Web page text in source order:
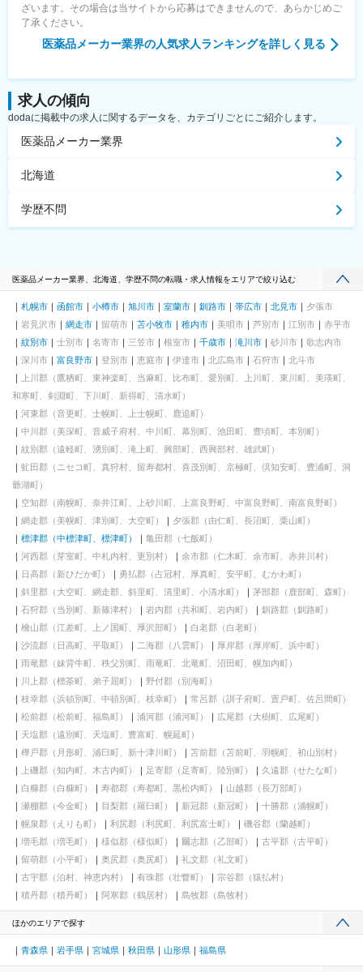
ざいます。その場合は当サイトから応募はできませんので、あらかじめご
了承ください。
医薬品メーカー業界の人気求人ランキングを詳しく見る
求人の傾向
dodaに掲載中の求人に関するデータを、カテゴリごとにご紹介します。
医薬品メーカー業界
北海道
学歴不問
医薬品メーカー業界、北海道、学歴不問の転職・求人情報をエリアで絞り込む
札幌市 函館市 小樽市 旭川市 室蘭市 釧路市 帯広市 北見市
夕張市
岩見沢市
網走市 留萌市 苫小牧市 稚内市 美唄市 芦別市 江別市
赤平市
紋別市
士別市 名寄市 三笠市 根室市 千歳市 滝川市 砂川市
歌志内市
深川市
富良野市 登別市 恵庭市 伊達市 北広島市 石狩市
北斗市
上川郡（鷹栖町、東神楽町、当麻町、比布町、愛別町、上川町、東川町、美瑛町、
和寒町、剣淵町、下川町、新得町、清水町）
河東郡（音更町、士幌町、上士幌町、鹿追町）
中川郡（美深町、音威子府村、中川町、幕別町、池田町、豊頃町、本別町）
紋別郡（遠軽町、湧別町、滝上町、興部町、西興部村、雄武町）
虻田郡（ニセコ町、真狩村、留寿都村、喜茂別町、京極町、倶知安町、豊浦町、洞
爺湖町）
空知郡（南幌町、奈井江町、上砂川町、上富良野町、中富良野町、南富良野町）
網走郡（美幌町、津別町、大空町）
夕張郡（由仁町、長沼町、栗山町）
標津郡（中標津町、標津町）
亀田郡（七飯町）
河西郡（芽室町、中札内村、更別村）
余市郡（仁木町、余市町、赤井川村）
日高郡（新ひだか町）
勇払郡（占冠村、厚真町、安平町、むかわ町）
斜里郡（大空町、網走郡、斜里町、清里町、小清水町）
茅部郡（鹿部町、森町）
石狩郡（当別町、新篠津村）
岩内郡（共和町、岩内町）
釧路郡（釧路町）
檜山郡（江差町、上ノ国町、厚沢部町）
白老郡（白老町）
沙流郡（日高町、平取町）
二海郡（八雲町）
厚岸郡（厚岸町、浜中町）
雨竜郡（妹背牛町、秩父別町、雨竜町、北竜町、沼田町、幌加内町）
川上郡（標茶町、弟子屈町）
野付郡（別海町）
枝幸郡（浜頓別町、中頓別町、枝幸町）
常呂郡（訓子府町、置戸町、佐呂間町）
松前郡（松前町、福島町）
浦河郡（浦河町）
広尾郡（大樹町、広尾町）
天塩郡（遠別町、天塩町、豊富町、幌延町）
樺戸郡（月形町、浦臼町、新十津川町）
苫前郡（苫前町、羽幌町、初山別村）
上磯郡（知内町、木古内町）
足寄郡（足寄町、陸別町）
久遠郡（せたな町）
白糠郡（白糠町）
寿都郡（寿都町、黒松内町）
山越郡（長万部町）
瀬棚郡（今金町）
目梨郡（羅臼町） 新冠郡（新冠町）
十勝郡（浦幌町）
幌泉郡（えりも町）
利尻郡（利尻町、利尻富士町）
磯谷郡（蘭越町）
増毛郡（増毛町）
様似郡（様似町） 爾志郡（乙部町）
古平郡（古平町）
留萌郡（小平町）
奥尻郡（奥尻町）
礼文郡（礼文町）
古宇郡（泊村、神恵内村）
有珠郡（壮瞥町）
宗谷郡（猿払村）
積丹郡（積丹町）
阿寒郡（鶴居村） 島牧郡（島牧村）
ほかのエリアで探す
青森県 岩手県 宮城県 秋田県 山形県 福島県